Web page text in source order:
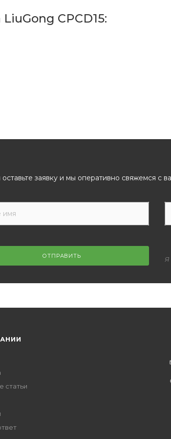
CPCD15:
оставьте заявку и мы оперативно свяжемся с
ОТПРАВИТЬ Я
статьи